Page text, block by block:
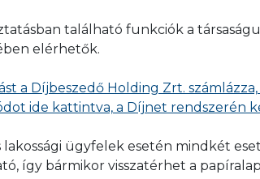
található funkciók a
elérhetők.
a Díjbeszedő Holding Zrt.
ide kattintva, a Díjnet rendszerén
lakossági ügyfelek esetén mindkét
így bármikor visszatérhet a